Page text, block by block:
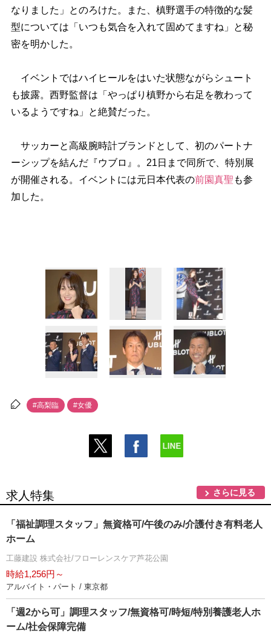
なりました」とのろけた。また、槙野選手の特徴的な髪
型については「いつも気合を入れて固めてますね」と秘
密を明かした。
イベントではハイヒールをはいた状態ながらシュート
も披露。西野監督は「やっぱり槙野から右足を教わって
いるようですね」と絶賛だった。
サッカーと高級腕時計ブランドとして、初のパートナ
ーシップを結んだ『ウブロ』。21日まで同所で、特別展
が開催される。イベントには元日本代表の前園真聖 も参
加した。
#高梨臨 #女優
求人特集 さらに見る
「福祉調理スタッフ」無資格可/午後のみ/介護付き有料老人
ホーム
工藤建設 株式会社/フローレンスケア芦花公園
時給1,256円～
アルバイト・パート / 東京都
「週2から可」調理スタッフ/無資格可/時短/特別養護老人ホ
ーム/社会保障完備